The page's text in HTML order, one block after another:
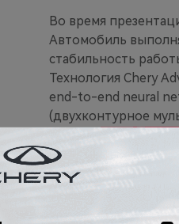
Во время
Автомобиль
стабильность
Технология Chery
end-to-end neural
(двухконтурное
восприятие
системы даже в
Дополнительно
автоматически